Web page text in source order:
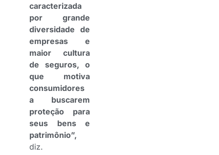
caracterizada
por grande
diversidade de
empresas e
maior cultura
de seguros, o
que motiva
consumidores
a buscarem
proteção para
seus bens e
patrimônio”,
diz.